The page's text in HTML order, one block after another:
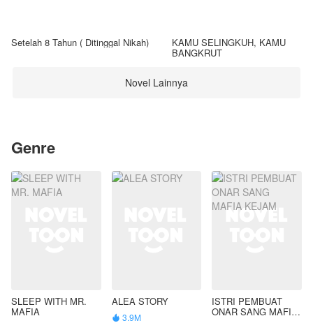
Setelah 8 Tahun ( Ditinggal Nikah) KAMU SELINGKUH, KAMU
BANGKRUT
Novel Lainnya
Genre
SLEEP WITH MR.
MAFIA
ALEA STORY
 3.9M
ISTRI PEMBUAT
ONAR SANG MAFIA